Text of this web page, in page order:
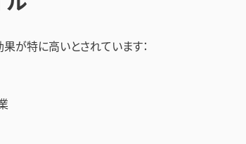
が特に高いとされています：